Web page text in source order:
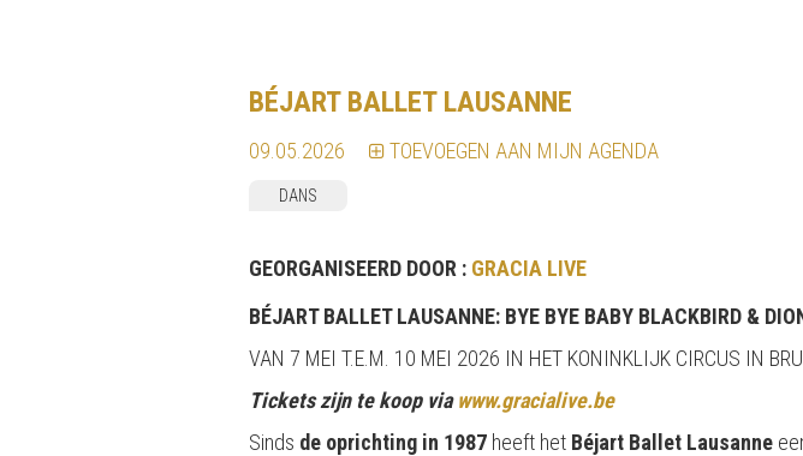
BÉJART BALLET LAUSANNE
09.05.2026 TOEVOEGEN AAN MIJN AGENDA
DANS
GEORGANISEERD DOOR : GRACIA LIVE
BÉJART BALLET LAUSANNE: BYE BYE BABY BLACKBIRD &
VAN 7 MEI T.E.M. 10 MEI 2026 IN HET KONINKLIJK CIRCUS IN
Tickets zijn te koop viawww.gracialive.be
Sinds de oprichting in 1987 heeft het Béjart Ballet Lausanne